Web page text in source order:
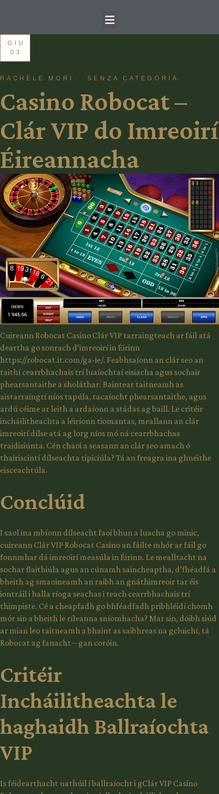
GIU
03
RACHELE MORI SENZA CATEGORIA
Casino Robocat –
Clár VIP do Imreoirí
Éireannacha
Cuireann Robocat Casino Clár VIP tarraingteach ar fáil atá
deartha go sonrach d’imreoirí in Éirinn
https://robocat.it.com/ga-ie/. Feabhsaíonn an clár seo an
taithí cearrbhachais trí luaíochtaí eisiacha agus sochair
phearsantaithe a sholáthar. Baintear taitneamh as
aistarraingtí níos tapúla, tacaíocht phearsantaithe, agus
ardú céime ar leith a ardaíonn a stádas ag baill. Le critéir
incháilitheachta a léiríonn tiomantas, meallann an clár
imreoirí dílse atá ag lorg níos mó ná cearrbhachas
traidisiúnta. Cén chaoi a seasann an clár seo amach ó
thairiscintí dílseachta tipiciúla? Tá an freagra ina ghnéithe
eisceachtúla.
Conclúid
I saol ina mbíonn dílseacht faoi bhun a luacha go minic,
cuireann Clár VIP Robocat Casino an fáilte mhór ar fáil go
fonnmhar dá imreoirí measúla in Éirinn. Le mealltacht na
sochar flaithiúla agus an cúnamh saincheaptha, d’fhéadfá a
bheith ag smaoineamh an raibh an gnáthimreoir tar éis
iontráil i halla ríoga seachas i teach cearrbhachais trí
thimpiste. Cé a cheapfadh go bhféadfadh pribhléidí chomh
mór sin a bheith le ríleanna sníomhacha? Mar sin, dóibh siúd
ar mian leo taitneamh a bhaint as saibhreas na gcluichí, tá
Robocat ag fanacht – gan coróin.
Critéir
Incháilitheachta le
haghaidh Ballraíochta
VIP
Is féidearthacht uathúil í ballraíocht i gClár VIP Casino